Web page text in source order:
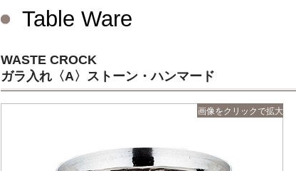
Table Ware
WASTE CROCK
ガラ入れ〈A〉ストーン・ハンマード
画像をクリックで拡大